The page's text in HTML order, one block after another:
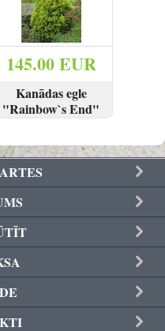
145.00 EUR
Kanādas egle
"Rainbow`s End"
100-110 cm